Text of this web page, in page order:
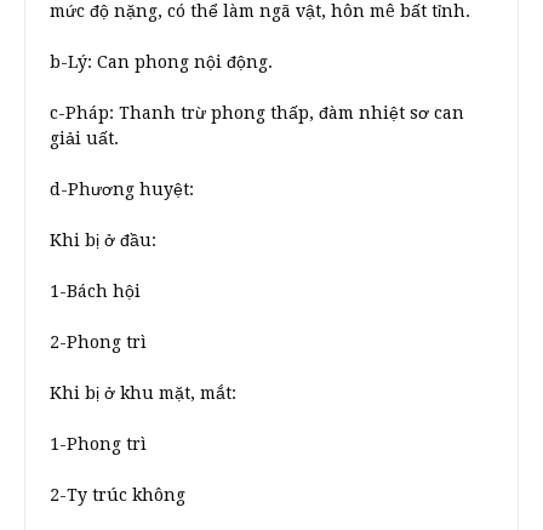
mức độ nặng, có thể làm ngã vật, hôn mê bất tỉnh.
b-Lý: Can phong nội động.
c-Pháp: Thanh trừ phong thấp, đàm nhiệt sơ can
giải uất.
d-Phương huyệt:
Khi bị ở đầu:
1-Bách hội
2-Phong trì
Khi bị ở khu mặt, mắt:
1-Phong trì
2-Ty trúc không